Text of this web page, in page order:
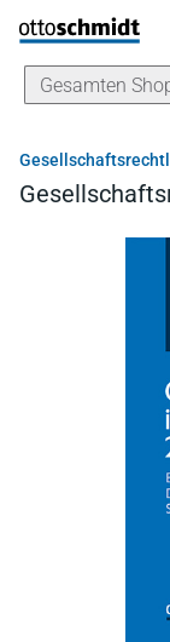
Direkt zum Inhalt